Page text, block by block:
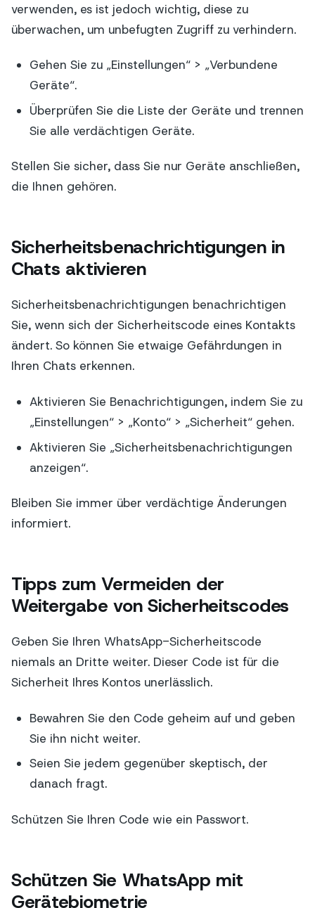
verwenden, es ist jedoch wichtig, diese zu
überwachen, um unbefugten Zugriff zu verhindern.
Gehen Sie zu „Einstellungen“ > „Verbundene
Geräte“.
Überprüfen Sie die Liste der Geräte und trennen
Sie alle verdächtigen Geräte.
Stellen Sie sicher, dass Sie nur Geräte anschließen,
die Ihnen gehören.
Sicherheitsbenachrichtigungen in
Chats aktivieren
Sicherheitsbenachrichtigungen benachrichtigen
Sie, wenn sich der Sicherheitscode eines Kontakts
ändert. So können Sie etwaige Gefährdungen in
Ihren Chats erkennen.
Aktivieren Sie Benachrichtigungen, indem Sie zu
„Einstellungen“ > „Konto“ > „Sicherheit“ gehen.
Aktivieren Sie „Sicherheitsbenachrichtigungen
anzeigen“.
Bleiben Sie immer über verdächtige Änderungen
informiert.
Tipps zum Vermeiden der
Weitergabe von Sicherheitscodes
Geben Sie Ihren WhatsApp-Sicherheitscode
niemals an Dritte weiter. Dieser Code ist für die
Sicherheit Ihres Kontos unerlässlich.
Bewahren Sie den Code geheim auf und geben
Sie ihn nicht weiter.
Seien Sie jedem gegenüber skeptisch, der
danach fragt.
Schützen Sie Ihren Code wie ein Passwort.
Schützen Sie WhatsApp mit
Gerätebiometrie